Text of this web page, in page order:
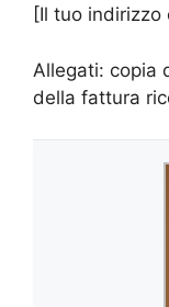
[Il tuo indirizzo
Allegati: copia
della fattura